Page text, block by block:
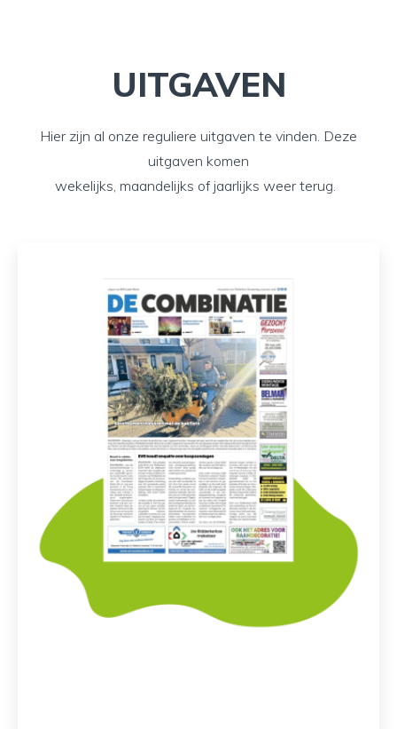
UITGAVEN
Hier zijn al onze reguliere uitgaven te vinden. Deze
uitgaven komen
wekelijks, maandelijks of jaarlijks weer terug.